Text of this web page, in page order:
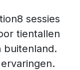
sessies
tientallen
buitenland.